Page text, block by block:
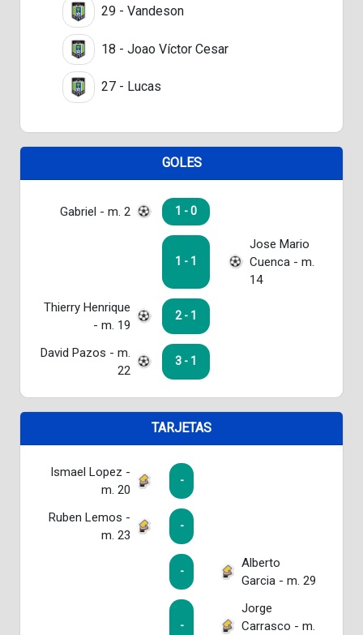
29 - Vandeson
18 - Joao Víctor Cesar
27 - Lucas
GOLES
Gabriel - m. 2 1 - 0
1 - 1
Jose Mario
Cuenca - m.
14
Thierry Henrique
- m. 19
2 - 1
David Pazos - m.
22
3 - 1
TARJETAS
Ismael Lopez -
m. 20
-
Ruben Lemos -
m. 23
-
-
Alberto
Garcia - m. 29
-
Jorge
Carrasco - m.